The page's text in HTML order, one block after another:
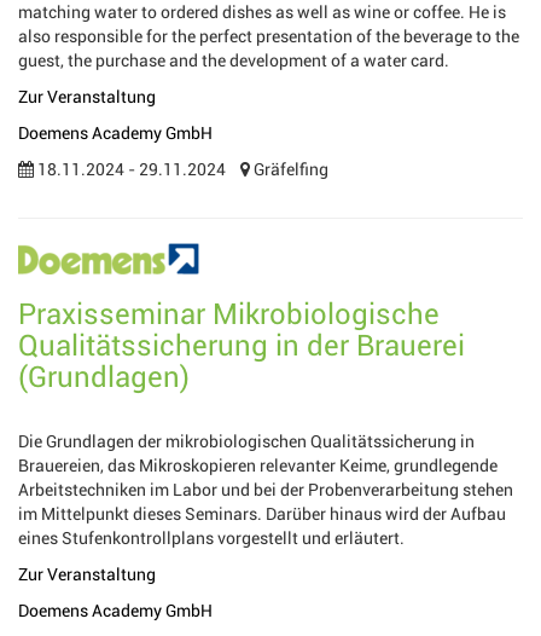
matching water to ordered dishes as well as wine or coffee. He is
also responsible for the perfect presentation of the beverage to the
guest, the purchase and the development of a water card.
Zur Veranstaltung
Doemens Academy GmbH
18.11.2024 - 29.11.2024
Gräfelfing
Praxisseminar Mikrobiologische
Qualitätssicherung in der Brauerei
(Grundlagen)
Die Grundlagen der mikrobiologischen Qualitätssicherung in
Brauereien, das Mikroskopieren relevanter Keime, grundlegende
Arbeitstechniken im Labor und bei der Probenverarbeitung stehen
im Mittelpunkt dieses Seminars. Darüber hinaus wird der Aufbau
eines Stufenkontrollplans vorgestellt und erläutert.
Zur Veranstaltung
Doemens Academy GmbH